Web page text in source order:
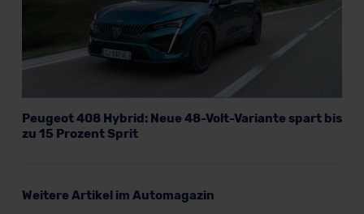
Peugeot 408 Hybrid: Neue 48-Volt-Variante spart bis
zu 15 Prozent Sprit
Weitere Artikel im Automagazin